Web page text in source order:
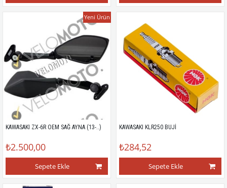
KAWASAKI ZX-6R OEM SAĞ AYNA (13-..)
₺2.500,00
Sepete Ekle
Yeni Ürün
KAWASAKI KLR250 BUJİ
₺284,52
Sepete Ekle